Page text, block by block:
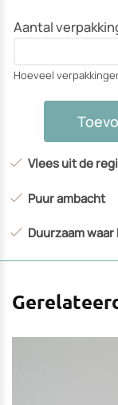
Aantal
Hoeveel
Vlees uit de
Puur ambacht
Duurzaam waar